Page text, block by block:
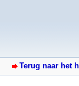
Terug naar het